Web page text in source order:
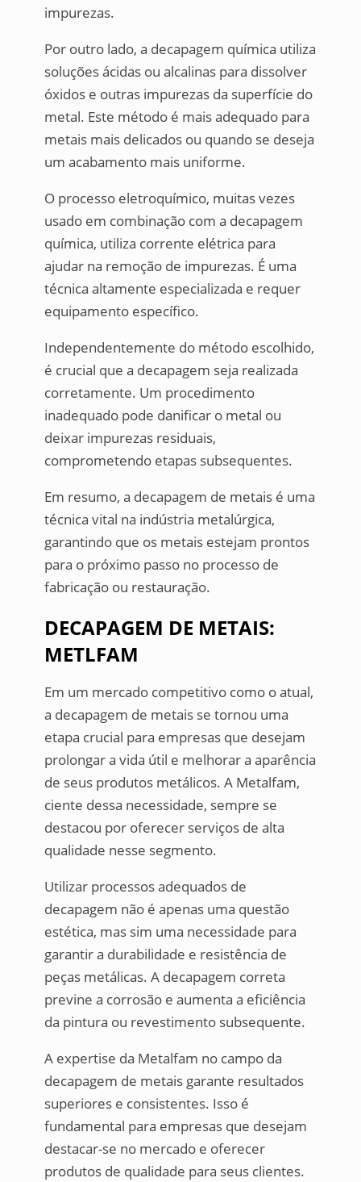
impurezas.
Por outro lado, a decapagem química utiliza
soluções ácidas ou alcalinas para dissolver
óxidos e outras impurezas da superfície do
metal. Este método é mais adequado para
metais mais delicados ou quando se deseja
um acabamento mais uniforme.
O processo eletroquímico, muitas vezes
usado em combinação com a decapagem
química, utiliza corrente elétrica para
ajudar na remoção de impurezas. É uma
técnica altamente especializada e requer
equipamento específico.
Independentemente do método escolhido,
é crucial que a decapagem seja realizada
corretamente. Um procedimento
inadequado pode danificar o metal ou
deixar impurezas residuais,
comprometendo etapas subsequentes.
Em resumo, a decapagem de metais é uma
técnica vital na indústria metalúrgica,
garantindo que os metais estejam prontos
para o próximo passo no processo de
fabricação ou restauração.
DECAPAGEM DE METAIS:
METLFAM
Em um mercado competitivo como o atual,
a decapagem de metais se tornou uma
etapa crucial para empresas que desejam
prolongar a vida útil e melhorar a aparência
de seus produtos metálicos. A Metalfam,
ciente dessa necessidade, sempre se
destacou por oferecer serviços de alta
qualidade nesse segmento.
Utilizar processos adequados de
decapagem não é apenas uma questão
estética, mas sim uma necessidade para
garantir a durabilidade e resistência de
peças metálicas. A decapagem correta
previne a corrosão e aumenta a eficiência
da pintura ou revestimento subsequente.
A expertise da Metalfam no campo da
decapagem de metais garante resultados
superiores e consistentes. Isso é
fundamental para empresas que desejam
destacar-se no mercado e oferecer
produtos de qualidade para seus clientes.